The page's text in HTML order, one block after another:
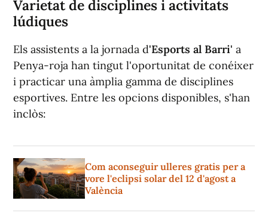
Varietat de disciplines i activitats
lúdiques
Els assistents a la jornada d'Esports al Barri' a
Penya-roja han tingut l'oportunitat de conéixer
i practicar una àmplia gamma de disciplines
esportives. Entre les opcions disponibles, s'han
inclòs:
Com aconseguir ulleres gratis per a
vore l'eclipsi solar del 12 d'agost a
València